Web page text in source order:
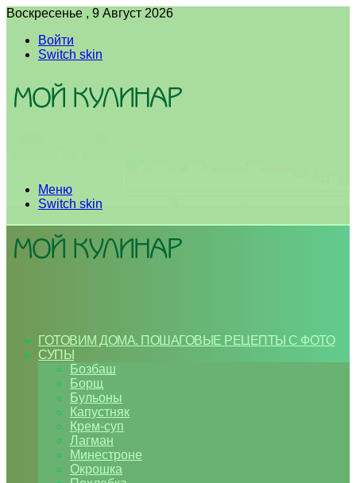
Воскресенье , 9 Август 2026
Войти
Switch skin
Меню
Switch skin
ГОТОВИМ ДОМА. ПОШАГОВЫЕ РЕЦЕПТЫ С ФОТО
СУПЫ
Бозбаш
Борщ
Бульоны
Капустняк
Крем-суп
Лагман
Минестроне
Окрошка